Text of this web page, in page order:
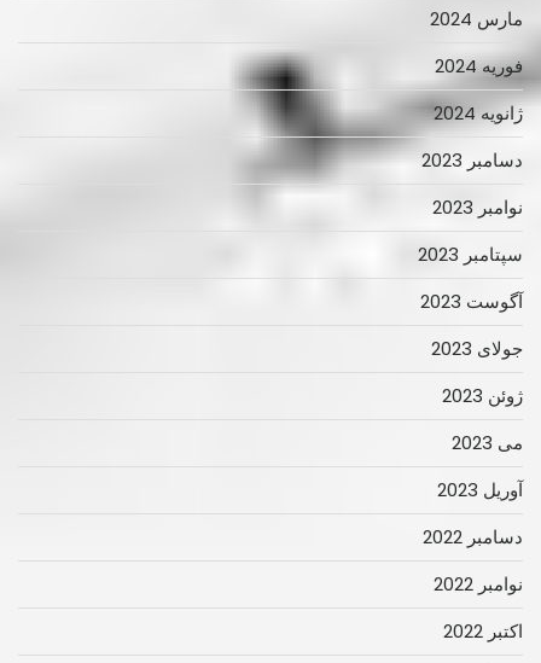
مارس 2024
فوریه 2024
ژانویه 2024
دسامبر 2023
نوامبر 2023
سپتامبر 2023
آگوست 2023
جولای 2023
ژوئن 2023
می 2023
آوریل 2023
دسامبر 2022
نوامبر 2022
اکتبر 2022